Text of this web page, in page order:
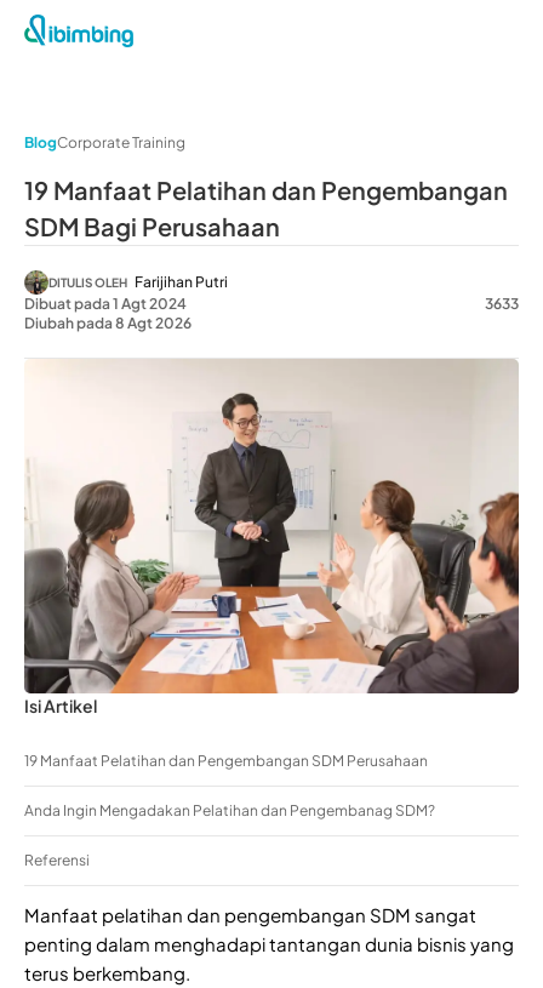
BlogCorporate Training
19 Manfaat Pelatihan dan Pengembangan
SDM Bagi Perusahaan
DITULIS OLEH Farijihan Putri
Dibuat pada 1 Agt 2024
Diubah pada 8 Agt 2026
3633
Isi Artikel
19 Manfaat Pelatihan dan Pengembangan SDM Perusahaan
Anda Ingin Mengadakan Pelatihan dan Pengembanag SDM?
Referensi
Manfaat pelatihan dan pengembangan SDM sangat
penting dalam menghadapi tantangan dunia bisnis yang
terus berkembang.